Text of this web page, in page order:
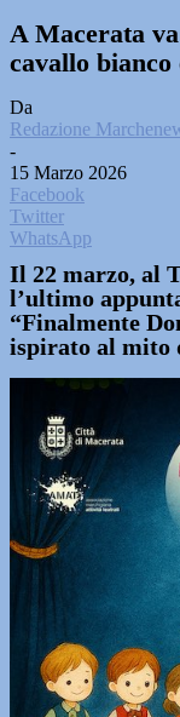
A Macerata
cavallo
Da
Redazione
-
15 Marzo 2026
Facebook
Twitter
WhatsApp
Il 22 marzo, al
l’ultimo
“Finalmente
ispirato al mito